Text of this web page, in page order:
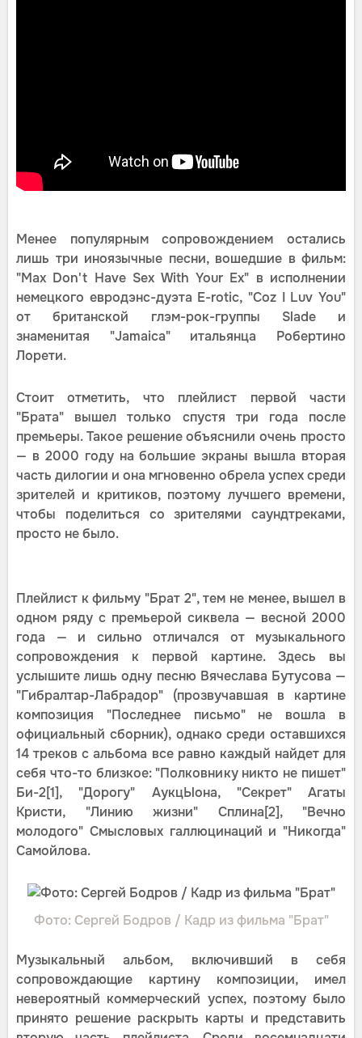
Менее популярным сопровождением остались
лишь три иноязычные песни, вошедшие в фильм:
"Max Don't Have Sex With Your Ex" в исполнении
немецкого евродэнс-дуэта E-rotic, "Coz I Luv You"
от британской глэм-рок-группы Slade и
знаменитая "Jamaica" итальянца Робертино
Лорети.
Стоит отметить, что плейлист первой части
"Брата" вышел только спустя три года после
премьеры. Такое решение объяснили очень просто
— в 2000 году на большие экраны вышла вторая
часть дилогии и она мгновенно обрела успех среди
зрителей и критиков, поэтому лучшего времени,
чтобы поделиться со зрителями саундтреками,
просто не было.
Плейлист к фильму "Брат 2", тем не менее, вышел в
одном ряду с премьерой сиквела — весной 2000
года — и сильно отличался от музыкального
сопровождения к первой картине. Здесь вы
услышите лишь одну песню Вячеслава Бутусова —
"Гибралтар-Лабрадор" (прозвучавшая в картине
композиция "Последнее письмо" не вошла в
официальный сборник), однако среди оставшихся
14 треков с альбома все равно каждый найдет для
себя что-то близкое: "Полковнику никто не пишет"
Би-2[1], "Дорогу" АукцЫона, "Секрет" Агаты
Кристи, "Линию жизни" Сплина[2], "Вечно
молодого" Смысловых галлюцинаций и "Никогда"
Самойлова.
Фото: Сергей Бодров / Кадр из фильма "Брат"
Музыкальный альбом, включивший в себя
сопровождающие картину композиции, имел
невероятный коммерческий успех, поэтому было
принято решение раскрыть карты и представить